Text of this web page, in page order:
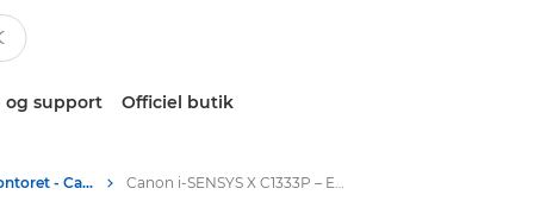
support Officiel butik
Farveprintere til kontoret - Canon Danmark Canon i-SENSYS X C1333P – Enkeltfunktionsprintere